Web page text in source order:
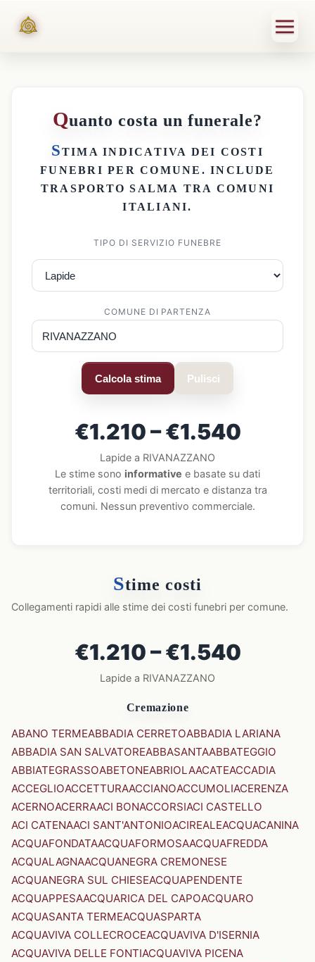
Quanto costa un funerale?
STIMA INDICATIVA DEI COSTI
FUNEBRI PER COMUNE . INCLUDE
TRASPORTO SALMA TRA COMUNI
ITALIANI.
TIPO DI SERVIZIO FUNEBRE
COMUNE DI PARTENZA
Calcola stima Pulisci
€1.210 – €1.540
Lapide a RIVANAZZANO
Le stime sono informative e basate su dati
territoriali, costi medi di mercato e distanza tra
comuni. Nessun preventivo commerciale.
Stime costi
Collegamenti rapidi alle stime dei costi funebri per comune.
€1.210 – €1.540
Lapide a RIVANAZZANO
Cremazione
ABANO TERMEABBADIA CERRETOABBADIA LARIANA
ABBADIA SAN SALVATOREABBASANTAABBATEGGIO
ABBIATEGRASSOABETONEABRIOLAACATEACCADIA
ACCEGLIOACCETTURAACCIANOACCUMOLIACERENZA
ACERNOACERRAACI BONACCORSIACI CASTELLO
ACI CATENAACI SANT'ANTONIOACIREALEACQUACANINA
ACQUAFONDATAACQUAFORMOSAACQUAFREDDA
ACQUALAGNAACQUANEGRA CREMONESE
ACQUANEGRA SUL CHIESEACQUAPENDENTE
ACQUAPPESAACQUARICA DEL CAPOACQUARO
ACQUASANTA TERMEACQUASPARTA
ACQUAVIVA COLLECROCEACQUAVIVA D'ISERNIA
ACQUAVIVA DELLE FONTIACQUAVIVA PICENA